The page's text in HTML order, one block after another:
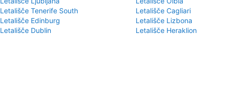
Letališče Tenerife South
Letališče Cagliari
Letališče Edinburg
Letališče Lizbona
Letališče Dublin
Letališče Heraklion